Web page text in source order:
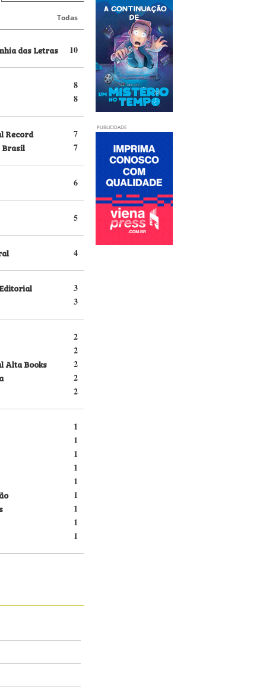
Todas
10
das Letras
8
8
7
Record
7
6
5
4
3
3
2
2
2
Alta Books
2
2
1
1
1
1
1
1
1
1
1
PUBLICIDADE